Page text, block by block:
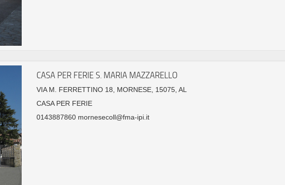
CASA PER FERIE S. MARIA MAZZARELLO
VIA M. FERRETTINO 18, MORNESE, 15075, AL
CASA PER FERIE
0143887860 mornesecoll@fma-ipi.it